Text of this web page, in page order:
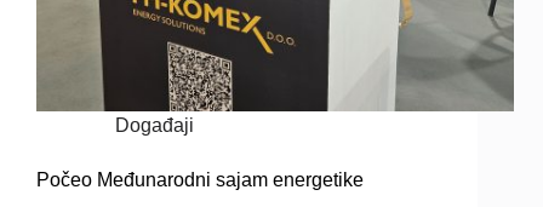
Događaji
Počeo Međunarodni sajam energetike